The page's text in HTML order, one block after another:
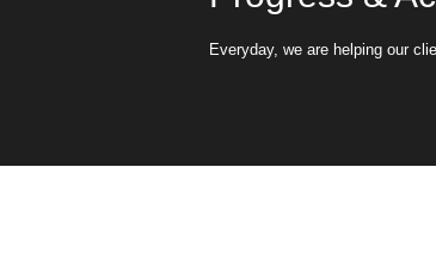
Everyday, we are helping our